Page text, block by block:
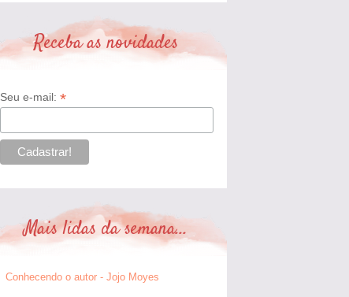
Receba as novidades
Seu e-mail: *
Mais lidas da semana...
Conhecendo o autor - Jojo Moyes